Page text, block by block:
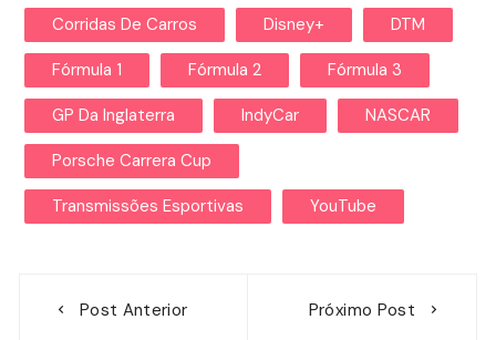
Corridas De Carros Disney+ DTM
Fórmula 1 Fórmula 2 Fórmula 3
GP Da Inglaterra IndyCar NASCAR
Porsche Carrera Cup
Transmissões Esportivas YouTube
Post Anterior Próximo Post